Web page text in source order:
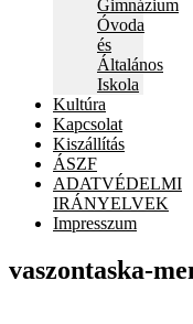
Gimnázium
Óvoda
és
Általános
Iskola
Kultúra
Kapcsolat
Kiszállítás
ÁSZF
ADATVÉDELMI
IRÁNYELVEK
Impresszum
vaszontaska-